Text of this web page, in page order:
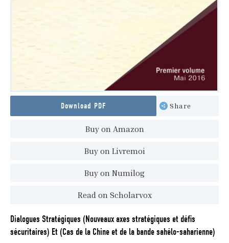
Download PDF Share
Buy on Amazon
Buy on Livremoi
Buy on Numilog
Read on Scholarvox
Dialogues Stratégiques (Nouveaux axes stratégiques et défis
sécuritaires) Et (Cas de la Chine et de la bande sahélo-saharienne)